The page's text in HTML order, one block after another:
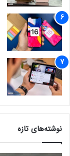
نوشته‌های تازه